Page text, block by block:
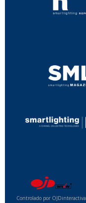
Controlado por OJDinteractiva